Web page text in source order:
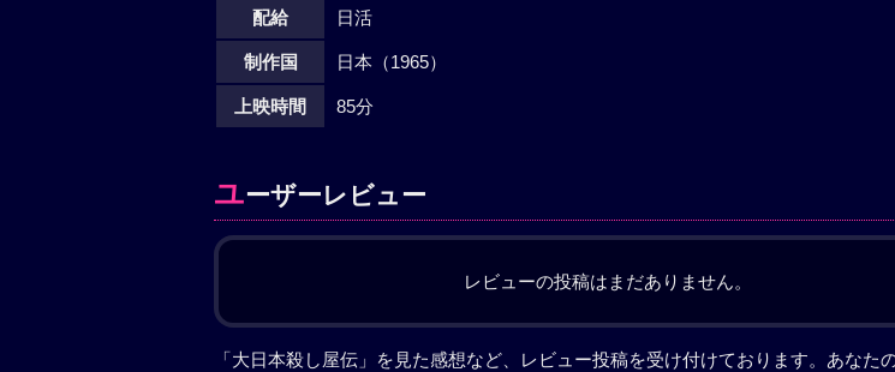
配給 日活
制作国 日本（1965）
上映時間 85分
ユーザーレビュー
レビューの投稿はまだありません。
「大日本殺し屋伝」を見た感想など、レビュー投稿を受け付けております。あなた